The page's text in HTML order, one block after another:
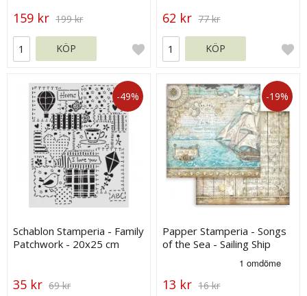
159 kr 199 kr
KÖP
62 kr 77 kr
KÖP
-49%
Schablon Stamperia - Family
Patchwork - 20x25 cm
35 kr 69 kr
-19%
Papper Stamperia - Songs
of the Sea - Sailing Ship
13 kr 16 kr